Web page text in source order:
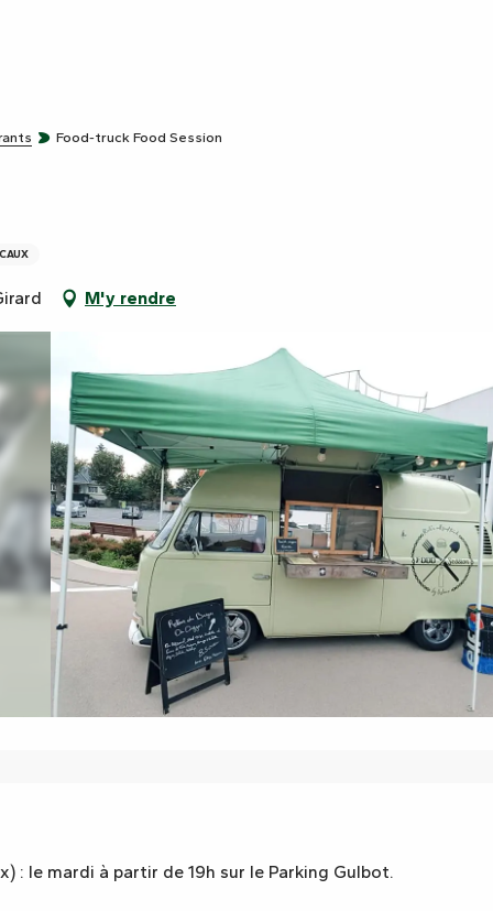
Food-truck Food Session
M'y rendre
: le mardi à partir de 19h sur le Parking Gulbot.